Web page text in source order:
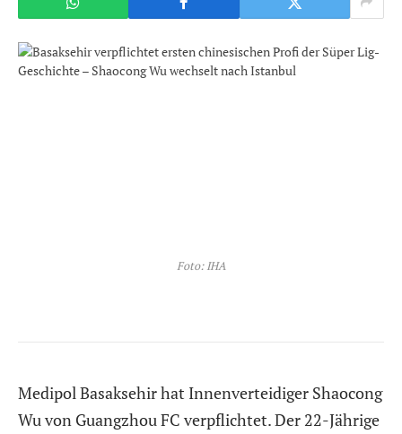
Foto: IHA
Medipol Basaksehir hat Innenverteidiger Shaocong
Wu von Guangzhou FC verpflichtet. Der 22-Jährige